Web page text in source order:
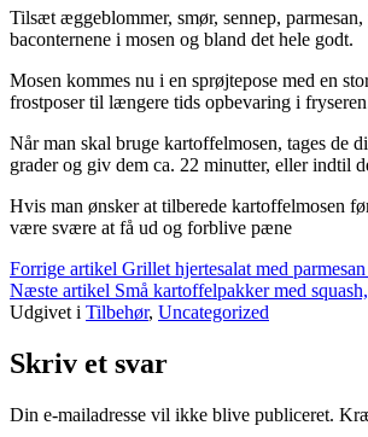
Tilsæt æggeblommer, smør, sennep,
baconternene i mosen og bland det hele godt.
Mosen kommes nu i en sprøjtepose med en
frostposer til længere tids opbevaring i
Når man skal bruge kartoffelmosen, tages de
grader og giv dem ca. 22 minutter, eller indtil
Hvis man ønsker at tilberede kartoffelmosen
være svære at få ud og forblive pæne
Læs
videre
Forrige artikel Grillet hjertesalat med
Næste artikel Små kartoffelpakker med
Udgivet i Tilbehør, Uncategorized
Skriv et svar
Din e-mailadresse vil ikke blive publiceret.